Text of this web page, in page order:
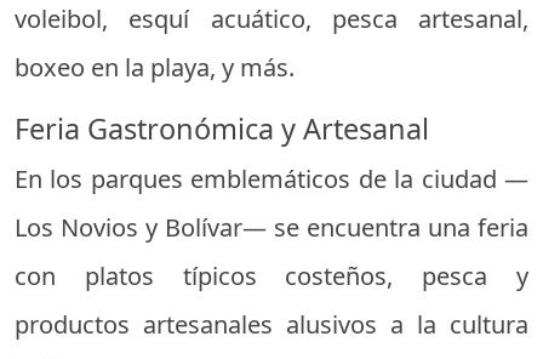
voleibol, esquí acuático, pesca artesanal,
boxeo en la playa, y más.
Feria Gastronómica y Artesanal
En los parques emblemáticos de la ciudad —
Los Novios y Bolívar— se encuentra una feria
con platos típicos costeños, pesca y
productos artesanales alusivos a la cultura